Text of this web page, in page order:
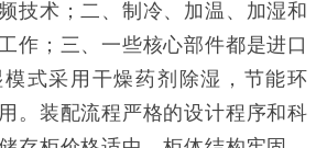
技术；二、制冷、加温、加湿和
作；三、一些核心部件都是进口
式采用干燥药剂除湿，节能环
。装配流程严格的设计程序和科